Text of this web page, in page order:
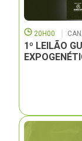
20H00
1º LEILÃO